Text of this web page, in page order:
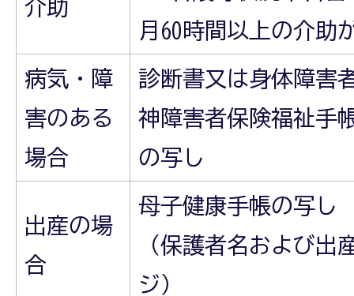
介助
月60時間以上の介助
病気・障
害のある
場合
診断書又は身体障害
神障害者保険福祉手
の写し
出産の場
合
母子健康手帳の写し
（保護者名および出
ジ）